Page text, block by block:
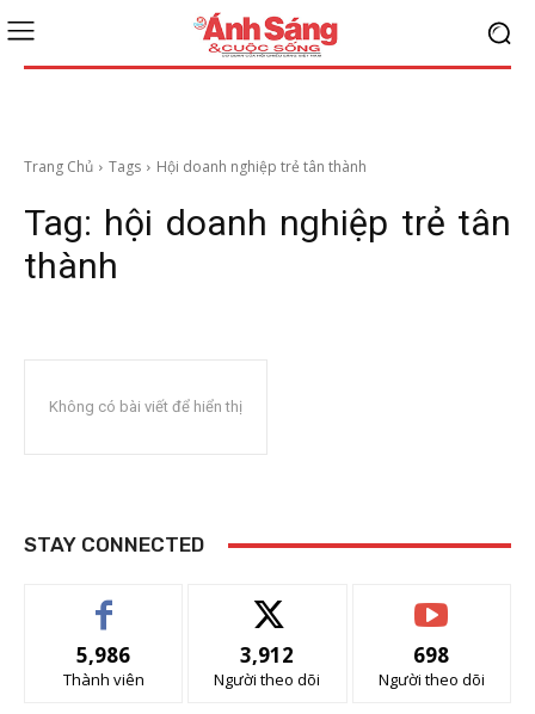
Trang Chủ Tags Hội doanh nghiệp trẻ tân thành
Tag: hội doanh nghiệp trẻ tân
thành
Không có bài viết để hiển thị
STAY CONNECTED
5,986
Thành viên
3,912
Người theo dõi
698
Người theo dõi